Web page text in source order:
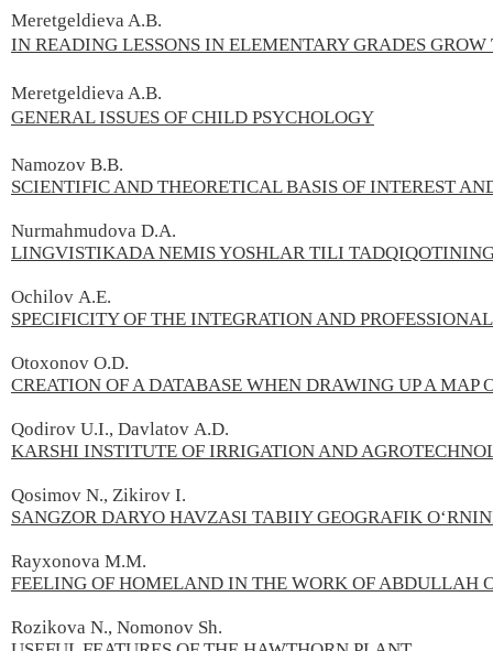
Meretgeldieva A.B.
IN READING LESSONS IN ELEMENTARY GRADES GROW
Meretgeldieva A.B.
GENERAL ISSUES OF CHILD PSYCHOLOGY
Namozov B.B.
SCIENTIFIC AND THEORETICAL BASIS OF INTEREST
Nurmahmudova D.A.
LINGVISTIKADA NEMIS YOSHLAR TILI
Ochilov А.Е.
SPECIFICITY OF THE INTEGRATION AND
Otoxonov O.D.
CREATION OF A DATABASE WHEN DRAWING UP A MAP
Qodirov U.I., Davlatov A.D.
KARSHI INSTITUTE OF IRRIGATION AND
Qosimov N., Zikirov I.
SANGZOR DARYO HAVZASI TABIIY GEOGRAFIK
Rayxonova M.M.
FEELING OF HOMELAND IN THE WORK OF ABDULLAH
Rozikova N., Nomonov Sh.